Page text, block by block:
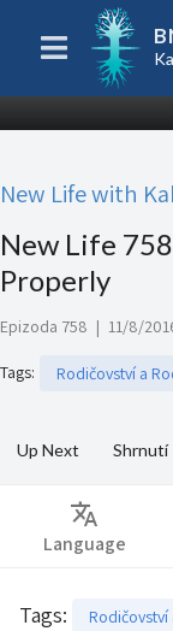
New Life with
New Life
Properly
Epizoda 758 | 11/8/
Tags: Rodičovství a
Up Next Shrnutí
Translate
Language
Tags: Rodičovství